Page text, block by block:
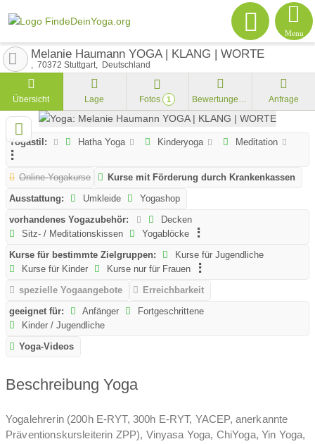
Menu
Melanie Haumann YOGA | KLANG | WORTE
70372 Stuttgart Deutschland
Übersicht Lage Fotos 1 Bewertungen Anfrage
Yogastil: Hatha Yoga Kinderyoga Meditation
Online-Yogakurse
Kurse mit Förderung durch Krankenkassen
Ausstattung:
Umkleide
Yogashop
vorhandenes Yogazubehör:
Decken
Sitz- / Meditationskissen
Yogablöcke
Kurse für bestimmte Zielgruppen:
Kurse für Jugendliche
Kurse für Kinder
Kurse nur für Frauen
spezielle Yogaangebote
Erreichbarkeit
geeignet für:
Anfänger
Fortgeschrittene
Kinder / Jugendliche
Yoga-Videos
Beschreibung Yoga
Yogalehrerin (200h E-RYT, 300h E-RYT, YACEP, anerkannte
Präventionskursleiterin ZPP), Vinyasa Yoga, ChiYoga, Yin Yoga,